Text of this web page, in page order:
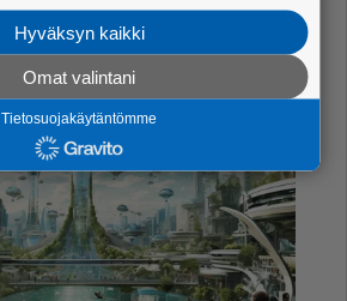
Hyväksyn kaikki
Omat valintani
Tietosuojakäytäntömme